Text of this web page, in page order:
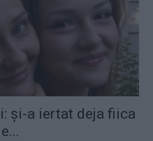
și-a iertat deja fiica